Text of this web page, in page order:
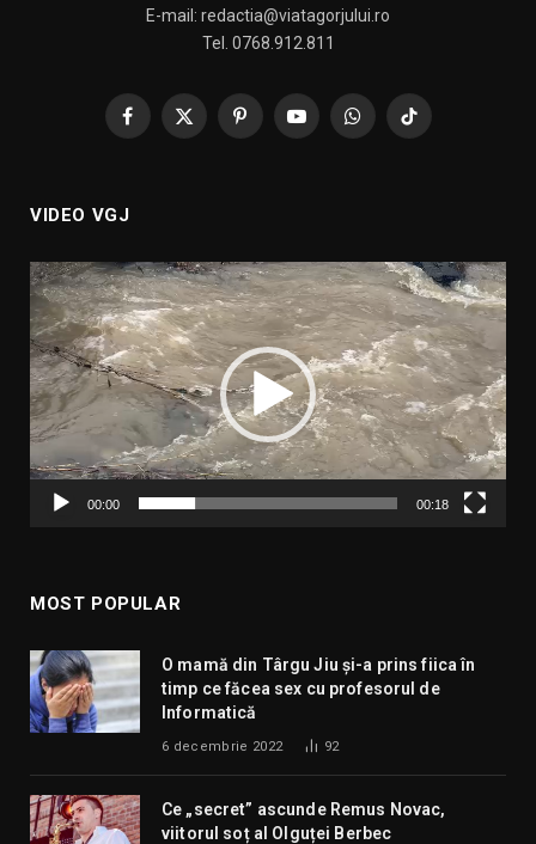
E-mail: redactia@viatagorjului.ro
Tel. 0768.912.811
Facebook
X
PinterestYouTubeWhatsAppTikTok
VIDEO VGJ
Player
video
00:00 00:18
MOST POPULAR
O mamă din Târgu Jiu și-a prins fiica în
timp ce făcea sex cu profesorul de
Informatică
6 decembrie 2022 92
Ce „secret” ascunde Remus Novac,
viitorul soț al Olguței Berbec